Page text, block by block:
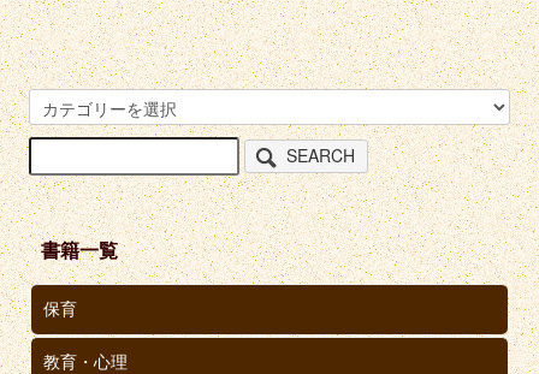
SEARCH
書籍一覧
保育
教育・心理